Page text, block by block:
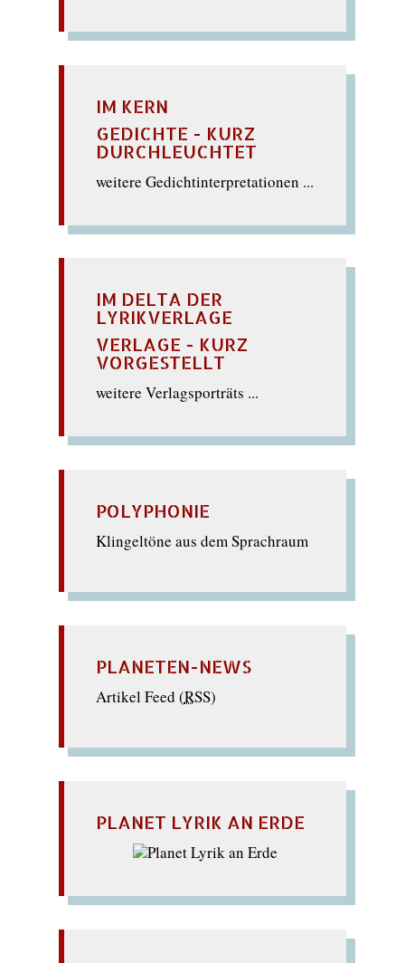
IM KERN
GEDICHTE - KURZ
DURCHLEUCHTET
weitere Gedichtinterpretationen ...
IM DELTA DER
LYRIKVERLAGE
VERLAGE - KURZ
VORGESTELLT
weitere Verlagsporträts ...
POLYPHONIE
Klingeltöne aus dem Sprachraum
PLANETEN-NEWS
Artikel Feed (RSS)
PLANET LYRIK AN ERDE